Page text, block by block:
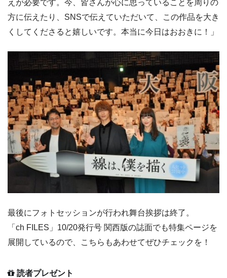
えが必要です。今、皆さんが心に思っていることを周りの
方に伝えたり、SNSで伝えていただいて、この作品を大き
くしてくださると嬉しいです。本当に今日はおおきに！」
最後にフォトセッションが行われ舞台挨拶は終了。
「ch FILES」10/20発行号 関西版の誌面でも特集ページを
展開しているので、こちらもあわせてぜひチェックを！
読者プレゼント